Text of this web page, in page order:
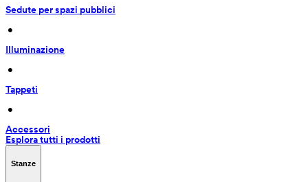
Sedute per spazi pubblici
•
Illuminazione
•
Tappeti
•
Accessori
Esplora tutti i prodotti
Stanze